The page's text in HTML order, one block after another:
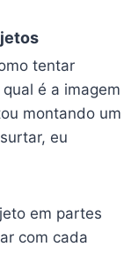
tentar
é a imagem
montando um
eu
em partes
com cada